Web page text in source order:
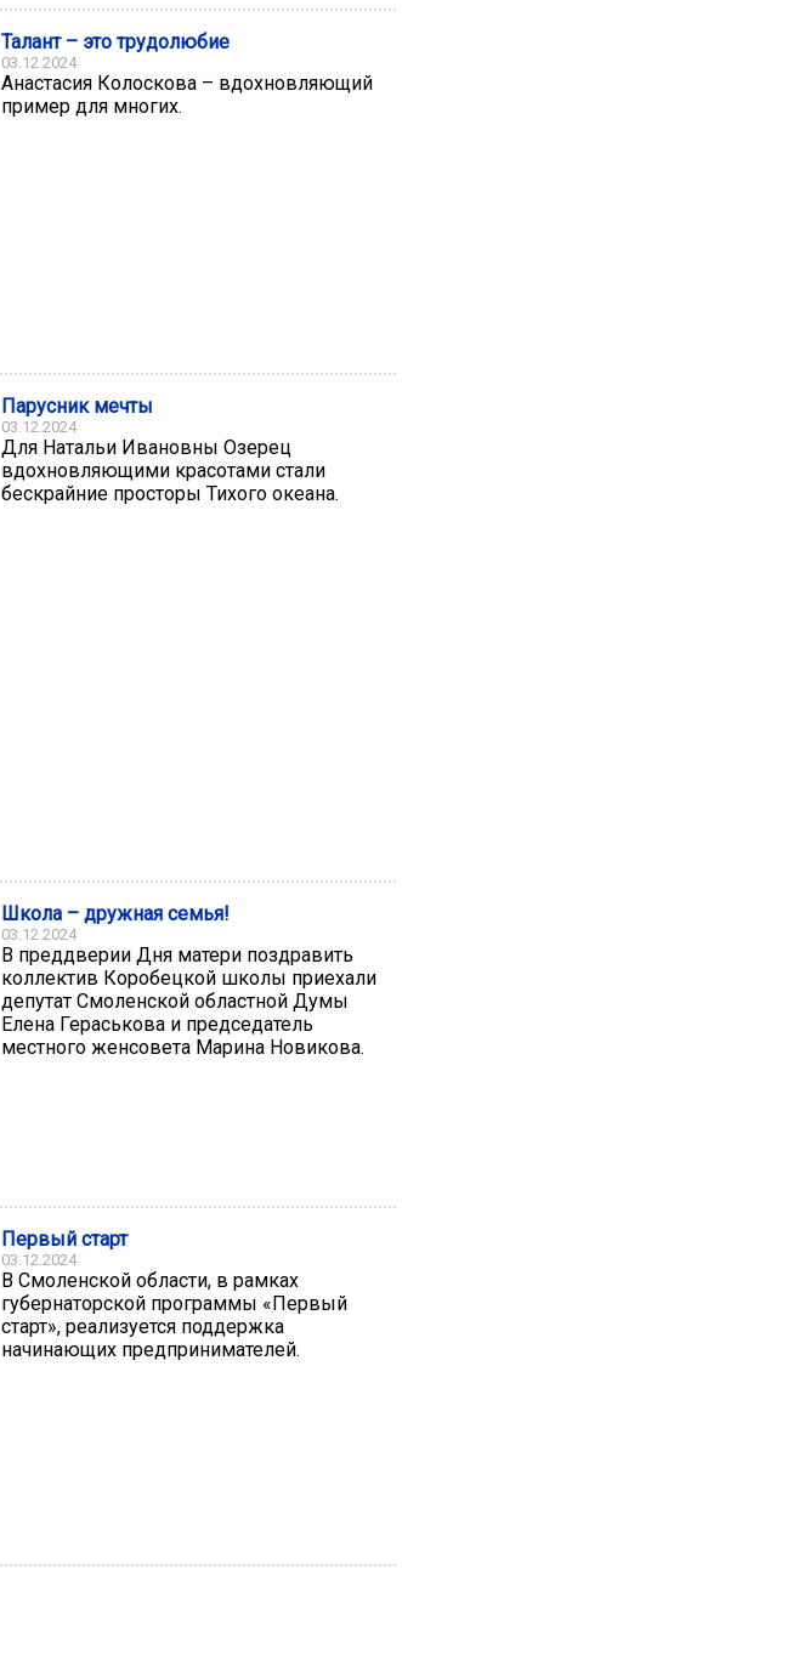
Талант – это трудолюбие
03.12.2024
Анастасия Колоскова – вдохновляющий
пример для многих.
Парусник мечты
03.12.2024
Для Натальи Ивановны Озерец
вдохновляющими красотами стали
бескрайние просторы Тихого океана.
Школа – дружная семья!
03.12.2024
В преддверии Дня матери поздравить
коллектив Коробецкой школы приехали
депутат Смоленской областной Думы
Елена Гераськова и председатель
местного женсовета Марина Новикова.
Первый старт
03.12.2024
В Смоленской области, в рамках
губернаторской программы «Первый
старт», реализуется поддержка
начинающих предпринимателей.